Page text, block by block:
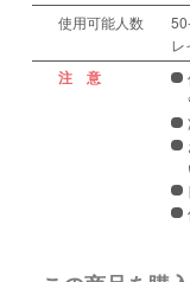
使用可能人数
レ
注 意